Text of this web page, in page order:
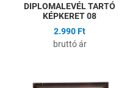
DIPLOMALEVÉL TARTÓ
KÉPKERET 08
2.990 Ft
bruttó ár
Hozzáadás a kívánságlistához